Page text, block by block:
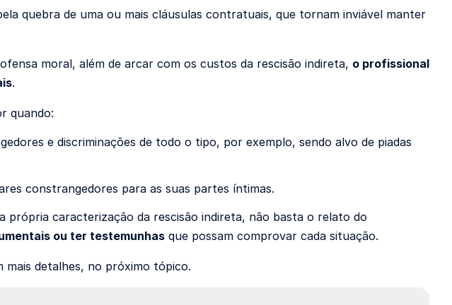
quebra de uma ou mais cláusulas contratuais, que tornam inviável manter
moral, além de arcar com os custos da rescisão indireta, o profissional
.
quando:
e discriminações de todo o tipo, por exemplo, sendo alvo de piadas
constrangedores para as suas partes íntimas.
própria caracterização da rescisão indireta, não basta o relato do
ou ter testemunhas que possam comprovar cada situação.
mais detalhes, no próximo tópico.